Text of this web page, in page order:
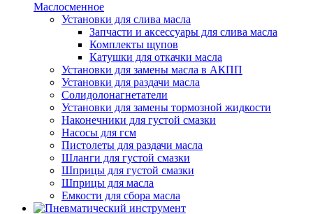
Маслосменное
Установки для слива масла
Запчасти и аксессуары для слива масла
Комплекты щупов
Катушки для откачки масла
Установки для замены масла в АКПП
Установки для раздачи масла
Солидолонагнетатели
Установки для замены тормозной жидкости
Наконечники для густой смазки
Насосы для гсм
Пистолеты для раздачи масла
Шланги для густой смазки
Шприцы для густой смазки
Шприцы для масла
Емкости для сбора масла